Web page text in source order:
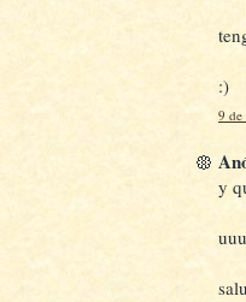
:)
9 de
y